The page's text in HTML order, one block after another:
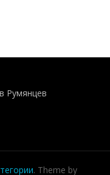
Румянцев
. Theme by